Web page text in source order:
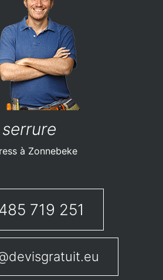
à Zonnebeke
719 251